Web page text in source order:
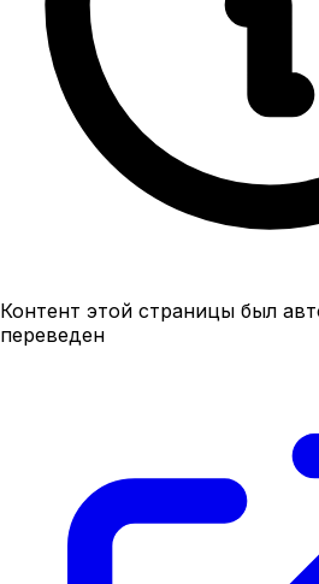
Контент этой страницы был
переведен